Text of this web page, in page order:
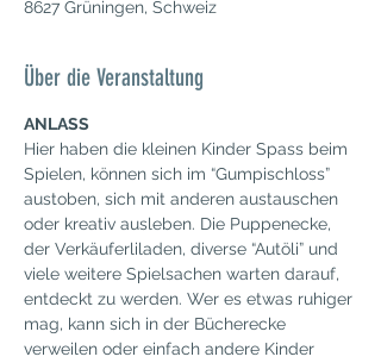
8627 Grüningen, Schweiz
Über die Veranstaltung
ANLASS
Hier haben die kleinen Kinder Spass beim
Spielen, können sich im “Gumpischloss”
austoben, sich mit anderen austauschen
oder kreativ ausleben. Die Puppenecke,
der Verkäuferliladen, diverse “Autöli” und
viele weitere Spielsachen warten darauf,
entdeckt zu werden. Wer es etwas ruhiger
mag, kann sich in der Bücherecke
verweilen oder einfach andere Kinder